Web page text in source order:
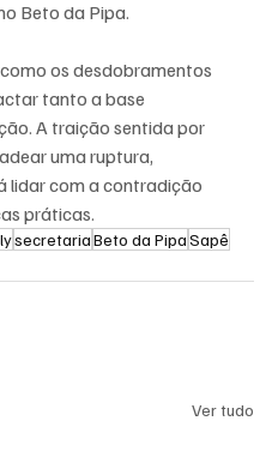
Beto da Pipa.
os desdobramentos
tanto a base
A traição sentida por
uma ruptura,
lidar com a contradição
práticas.
secretariaBeto da PipaSapê
Ver tudo